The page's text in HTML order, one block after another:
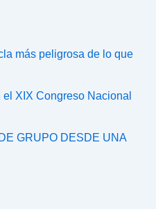
más peligrosa de lo que
XIX Congreso Nacional
GRUPO DESDE UNA